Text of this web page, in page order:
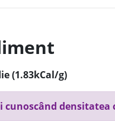
(1.83kCal/g)
cunoscând